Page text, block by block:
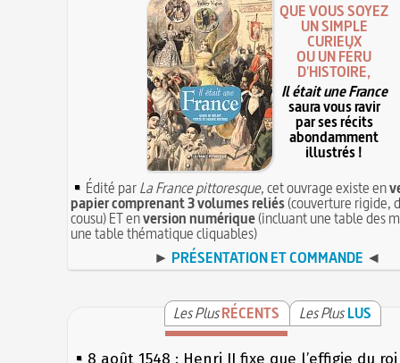
QUE VOUS SOYEZ
UN SIMPLE
CURIEUX
OU UN FÉRU
D'HISTOIRE,
Il était une France
saura vous ravir
par ses récits
abondamment
illustrés !
Édité parLa France pittoresque, cet ouvrage existe en
papier comprenant 3 volumes reliés(couverture rigide,
cousu) ET enversion numérique(incluant une table des
une table thématique cliquables)
► PRÉSENTATION ET COMMANDE ◄
Les PlusRÉCENTS Les Plus LUS
8 août 1548 : Henri II fixe que l’effigie du